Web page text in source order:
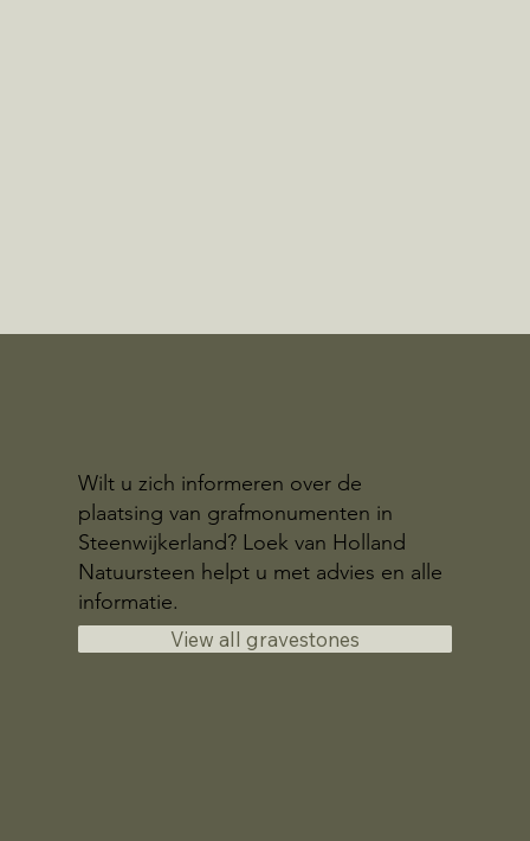
Wilt u zich informeren over de
plaatsing van grafmonumenten in
Steenwijkerland? Loek van Holland
Natuursteen helpt u met advies en alle
informatie.
View all gravestones